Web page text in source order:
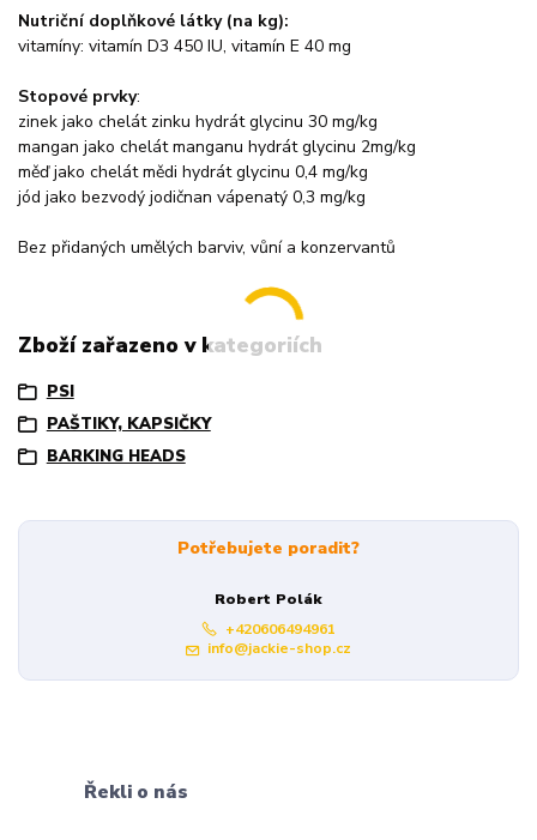
Nutriční doplňkové látky (na kg):
vitamíny: vitamín D3 450 IU, vitamín E 40 mg
Stopové prvky:
zinek jako chelát zinku hydrát glycinu 30 mg/kg
mangan jako chelát manganu hydrát glycinu 2mg/kg
měď jako chelát mědi hydrát glycinu 0,4 mg/kg
jód jako bezvodý jodičnan vápenatý 0,3 mg/kg
Bez přidaných umělých barviv, vůní a konzervantů
Zboží zařazeno v kategoriích
PSI
PAŠTIKY, KAPSIČKY
BARKING HEADS
Potřebujete poradit?
Robert Polák
+420606494961
info@jackie-shop.cz
Řekli o nás